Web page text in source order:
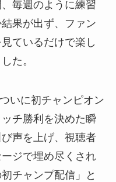
毎週のように練習
果が出ず、ファン
ているだけで楽し
た。
いに初チャンピオン
チ勝利を決めた瞬
声を上げ、視聴者
ジで埋め尽くされ
チャンプ配信」と